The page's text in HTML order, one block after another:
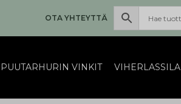
OTA YHTEYTTÄ
PUUTARHURIN VINKIT VIHERLASSILA